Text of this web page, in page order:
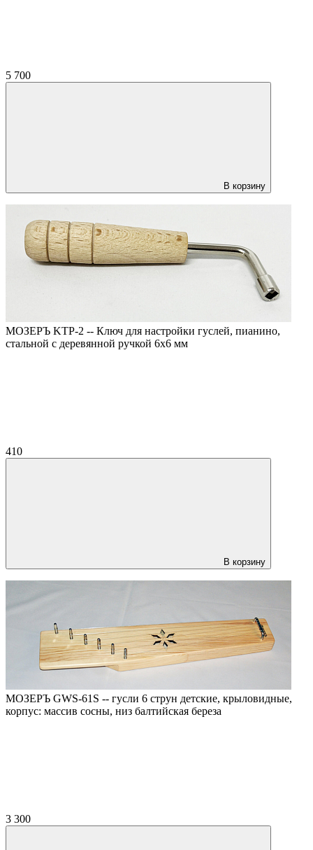
5 700
В корзину
МОЗЕРЪ KTP-2 -- Ключ для настройки гуслей, пианино,
стальной с деревянной ручкой 6х6 мм
410
В корзину
МОЗЕРЪ GWS-61S -- гусли 6 струн детские, крыловидные,
корпус: массив сосны, низ балтийская береза
3 300